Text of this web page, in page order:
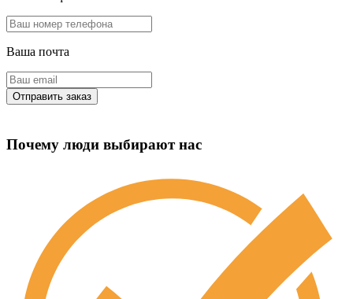
Ваша почта
Почему люди выбирают нас